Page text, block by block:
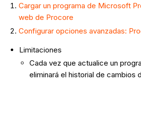
Cargar un programa de Microsoft
web de Procore
Configurar opciones avanzadas:
Limitaciones
Cada vez que actualice un
eliminará el historial de cambios